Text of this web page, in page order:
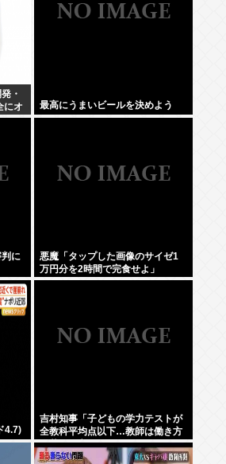
・
にオ
最高にうまいビールを決めよう
に
悪魔「タップした画像のサイゼ1
万円分を2時間で完食せよ」
4.7)
吉村知事「子どもの学力テストが
全教科平均点以下…教師は働き方
改革とか言ってないでどうにかし
ろ」